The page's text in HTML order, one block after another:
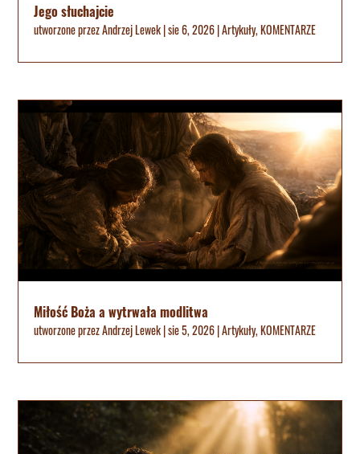
Jego słuchajcie
utworzone przezAndrzej Lewek|sie 6, 2026|Artykuły,KOMENTARZE
Miłość Boża a wytrwała modlitwa
utworzone przezAndrzej Lewek|sie 5, 2026|Artykuły,KOMENTARZE